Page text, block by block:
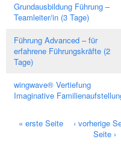
Grundausbildung Führung –
Teamleiter/in (3 Tage)
Führung Advanced – für
erfahrene Führungskräfte (2
Tage)
wingwave® Vertiefung
Imaginative
« erste Seite ‹ vorherige
Seite ›